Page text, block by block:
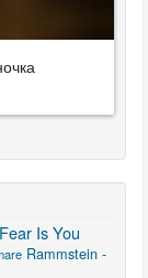
Is You
Rammstein -